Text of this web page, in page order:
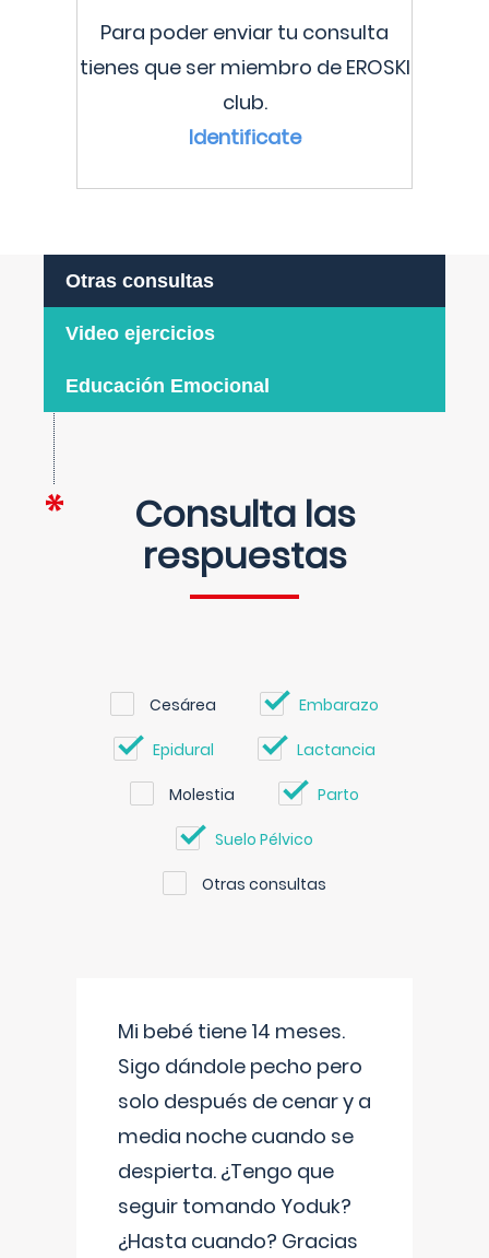
Para poder enviar tu consulta
tienes que ser miembro de EROSKI
club.
Identificate
Otras consultas
Video ejercicios
Educación Emocional
Consulta las
respuestas
Cesárea Embarazo
Epidural Lactancia
Molestia Parto
Suelo Pélvico
Otras consultas
Mi bebé tiene 14 meses.
Sigo dándole pecho pero
solo después de cenar y a
media noche cuando se
despierta. ¿Tengo que
seguir tomando Yoduk?
¿Hasta cuando? Gracias